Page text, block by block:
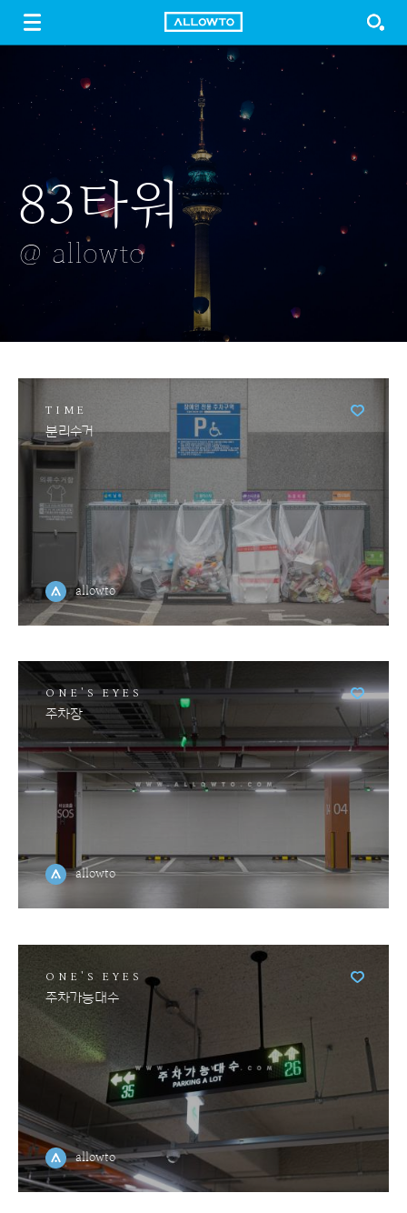
FREE DOWNLOAD LOGIN SIGN UP
83타워
@ allowto
토라짐
@ allowto
코스모스
@ allowto
카메라
@ allowto
벚꽃
@ allowto
TIME
분리수거
allowto
ONE'S EYES
주차장
allowto
ONE'S EYES
주차가능대수
allowto